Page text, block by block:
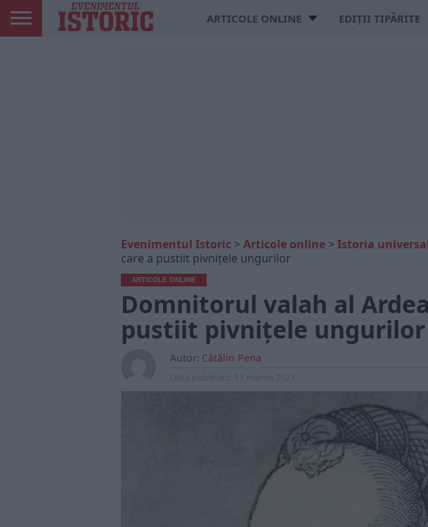
ARTICOLE ONLINE EDIȚII TIPĂRITE
Evenimentul Istoric > Articole online > Istoria
care a pustiit pivnițele ungurilor
ARTICOLE ONLINE
Domnitorul valah al
pustiit pivnițele ungurilor
Autor: Cătălin Pena